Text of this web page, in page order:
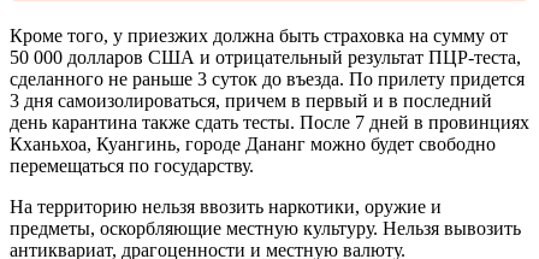
Кроме того, у приезжих должна быть страховка на сумму от
50 000 долларов США и отрицательный результат ПЦР-теста,
сделанного не раньше 3 суток до въезда. По прилету придется
3 дня самоизолироваться, причем в первый и в последний
день карантина также сдать тесты. После 7 дней в провинциях
Кханьхоа, Куангинь, городе Дананг можно будет свободно
перемещаться по государству.
На территорию нельзя ввозить наркотики, оружие и
предметы, оскорбляющие местную культуру. Нельзя вывозить
антиквариат, драгоценности и местную валюту.